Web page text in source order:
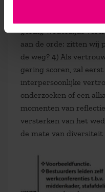
gering wederzijds
aan de orde: zitten wij
de weg? 4) Als
gering scoren, zal
interpersoonlijke
onderzoeken of een
momenten van
versterken van het
de mate van